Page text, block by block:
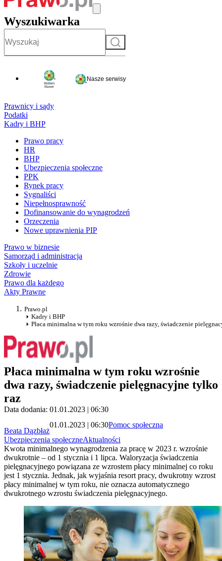
Wyszukiwarka
Szukaj
Nasze serwisy
Prawnicy i sądy
Podatki
Kadry i BHP
Prawo pracy
HR
BHP
Ubezpieczenia społeczne
PPK
Rynek pracy
Sygnaliści
Niepełnosprawność
Dofinansowanie do wynagrodzeń
Orzeczenia
Nowe uprawnienia PIP
Prawo w biznesie
Samorząd i administracja
Szkoły i uczelnie
Zdrowie
Prawo dla każdego
Akty Prawne
Prawo.pl
Kadry i BHP
Płaca minimalna w tym roku wzrośnie dwa razy, świadczenie
Płaca minimalna w tym roku wzrośnie
dwa razy, świadczenie pielęgnacyjne tylko
raz
Data dodania: 01.01.2023 | 06:30
Beata Dązbłaż
01.01.2023 | 06:30Pomoc społeczna
Ubezpieczenia społeczneAktualności
Kwota minimalnego wynagrodzenia za pracę w 2023 r. wzrośnie
dwukrotnie – od 1 stycznia i 1 lipca. Waloryzacja świadczenia
pielęgnacyjnego powiązana ze wzrostem płacy minimalnej co roku
jest 1 stycznia. Jednak, jak wyjaśnia resort pracy, dwukrotny wzrost
płacy minimalnej w tym roku, nie oznacza automatycznego
dwukrotnego wzrostu świadczenia pielęgnacyjnego.